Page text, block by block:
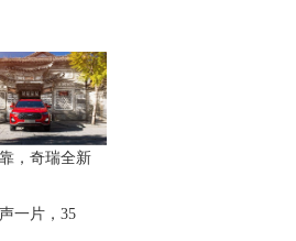
，奇瑞全新
一片，35